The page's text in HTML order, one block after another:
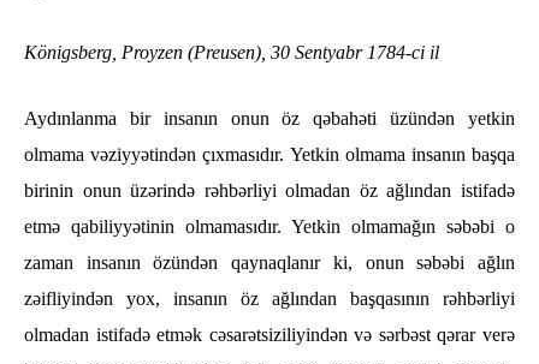
Königsberg, Proyzen (Preusen), 30 Sentyabr 1784-ci il
Aydınlanma bir insanın onun öz qəbahəti üzündən yetkin
olmama vəziyyətindən çıxmasıdır. Yetkin olmama insanın başqa
birinin onun üzərində rəhbərliyi olmadan öz ağlından istifadə
etmə qabiliyyətinin olmamasıdır. Yetkin olmamağın səbəbi o
zaman insanın özündən qaynaqlanır ki, onun səbəbi ağlın
zəifliyindən yox, insanın öz ağlından başqasının rəhbərliyi
olmadan istifadə etmək cəsarətsiziliyindən və sərbəst qərar verə